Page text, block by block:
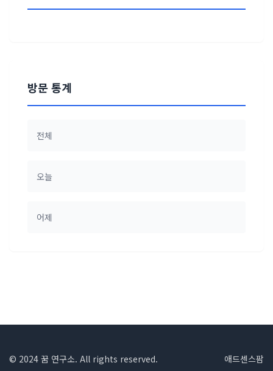
방문 통계
전체
오늘
어제
© 2024 꿈 연구소. All rights reserved. 애드센스팜